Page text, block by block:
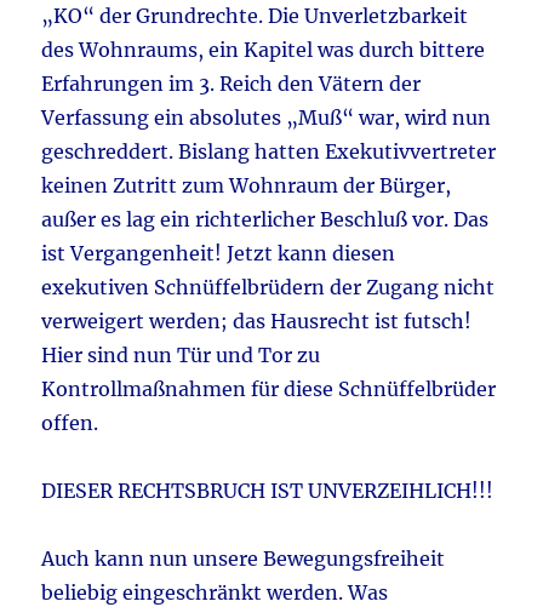
„KO“ der Grundrechte. Die Unverletzbarkeit
des Wohnraums, ein Kapitel was durch bittere
Erfahrungen im 3. Reich den Vätern der
Verfassung ein absolutes „Muß“ war, wird nun
geschreddert. Bislang hatten Exekutivvertreter
keinen Zutritt zum Wohnraum der Bürger,
außer es lag ein richterlicher Beschluß vor. Das
ist Vergangenheit! Jetzt kann diesen
exekutiven Schnüffelbrüdern der Zugang nicht
verweigert werden; das Hausrecht ist futsch!
Hier sind nun Tür und Tor zu
Kontrollmaßnahmen für diese Schnüffelbrüder
offen.
DIESER RECHTSBRUCH IST UNVERZEIHLICH!!!
Auch kann nun unsere Bewegungsfreiheit
beliebig eingeschränkt werden. Was